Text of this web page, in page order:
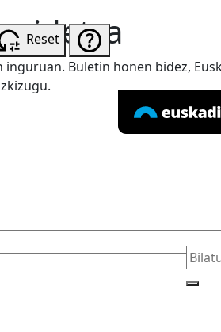
Reset
Buletin honen bidez,